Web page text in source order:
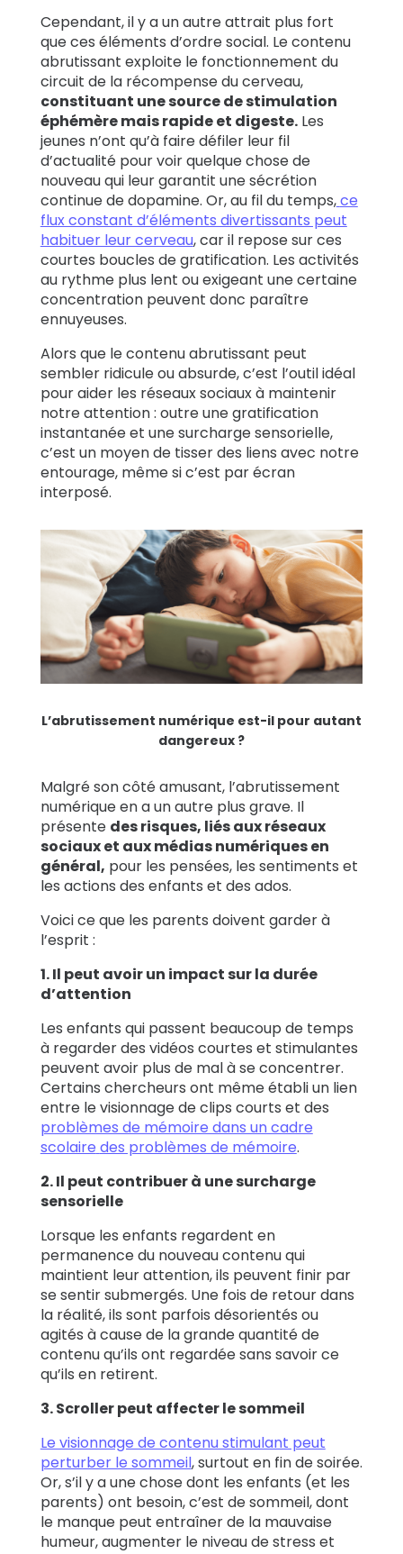
Cependant, il y a un autre attrait plus fort
que ces éléments d’ordre social. Le contenu
abrutissant exploite le fonctionnement du
circuit de la récompense du cerveau,
constituant une source de stimulation
éphémère mais rapide et digeste.Les
jeunes n’ont qu’à faire défiler leur fil
d’actualité pour voir quelque chose de
nouveau qui leur garantit une sécrétion
continue de dopamine. Or, au fil du temps,ce
flux constant d’éléments divertissants peut
habituer leur cerveau, car il repose sur ces
courtes boucles de gratification. Les activités
au rythme plus lent ou exigeant une certaine
concentration peuvent donc paraître
ennuyeuses.
Alors que le contenu abrutissant peut
sembler ridicule ou absurde, c’est l’outil idéal
pour aider les réseaux sociaux à maintenir
notre attention : outre une gratification
instantanée et une surcharge sensorielle,
c’est un moyen de tisser des liens avec notre
entourage, même si c’est par écran
interposé.
L’abrutissement numérique est-il pour autant
dangereux ?
Malgré son côté amusant, l’abrutissement
numérique en a un autre plus grave. Il
présente des risques, liés aux réseaux
sociaux et aux médias numériques en
général, pour les pensées, les sentiments et
les actions des enfants et des ados.
Voici ce que les parents doivent garder à
l’esprit :
1. Il peut avoir un impact sur la durée
d’attention
Les enfants qui passent beaucoup de temps
à regarder des vidéos courtes et stimulantes
peuvent avoir plus de mal à se concentrer.
Certains chercheurs ont même établi un lien
entre le visionnage de clips courts et des
problèmes de mémoire dans un cadre
scolaire des problèmes de mémoire.
2. Il peut contribuer à une surcharge
sensorielle
Lorsque les enfants regardent en
permanence du nouveau contenu qui
maintient leur attention, ils peuvent finir par
se sentir submergés. Une fois de retour dans
la réalité, ils sont parfois désorientés ou
agités à cause de la grande quantité de
contenu qu’ils ont regardée sans savoir ce
qu’ils en retirent.
3. Scroller peut affecter le sommeil
Le visionnage de contenu stimulant peut
perturber le sommeil, surtout en fin de soirée.
Or, s’il y a une chose dont les enfants (et les
parents) ont besoin, c’est de sommeil, dont
le manque peut entraîner de la mauvaise
humeur, augmenter le niveau de stress et